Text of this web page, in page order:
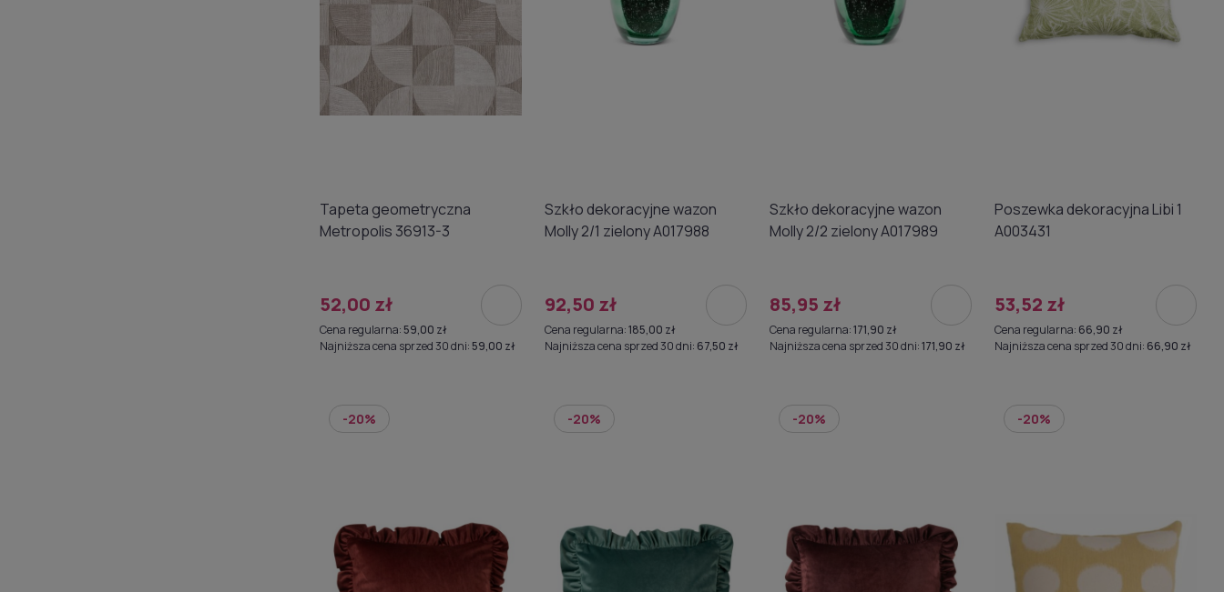
Tapeta geometryczna
Metropolis 36913-3
52,00 zł
Cena regularna: 59,00 zł
Najniższa cena sprzed 30 dni: 59,00 zł
Szkło dekoracyjne wazon
Molly 2/1 zielony A017988
92,50 zł
Cena regularna:185,00 zł
Najniższa cena sprzed 30 dni: 67,50 zł
Szkło dekoracyjne wazon
Molly 2/2 zielony A017989
85,95 zł
Cena regularna:171,90 zł
Najniższa cena sprzed 30 dni:171,90 zł
Poszewka dekoracyjna Libi 1
A003431
53,52 zł
Cena regularna: 66,90 zł
Najniższa cena sprzed 30 dni: 66,90 zł
-20% -20% -20% -20%